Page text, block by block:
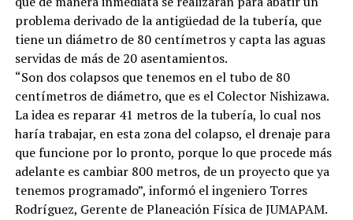
problema derivado de la antigüedad de la tubería, que
tiene un diámetro de 80 centímetros y capta las aguas
servidas de más de 20 asentamientos.
“Son dos colapsos que tenemos en el tubo de 80
centímetros de diámetro, que es el Colector Nishizawa.
La idea es reparar 41 metros de la tubería, lo cual nos
haría trabajar, en esta zona del colapso, el drenaje para
que funcione por lo pronto, porque lo que procede más
adelante es cambiar 800 metros, de un proyecto que ya
tenemos programado”, informó el ingeniero Torres
Rodríguez, Gerente de Planeación Física de JUMAPAM.